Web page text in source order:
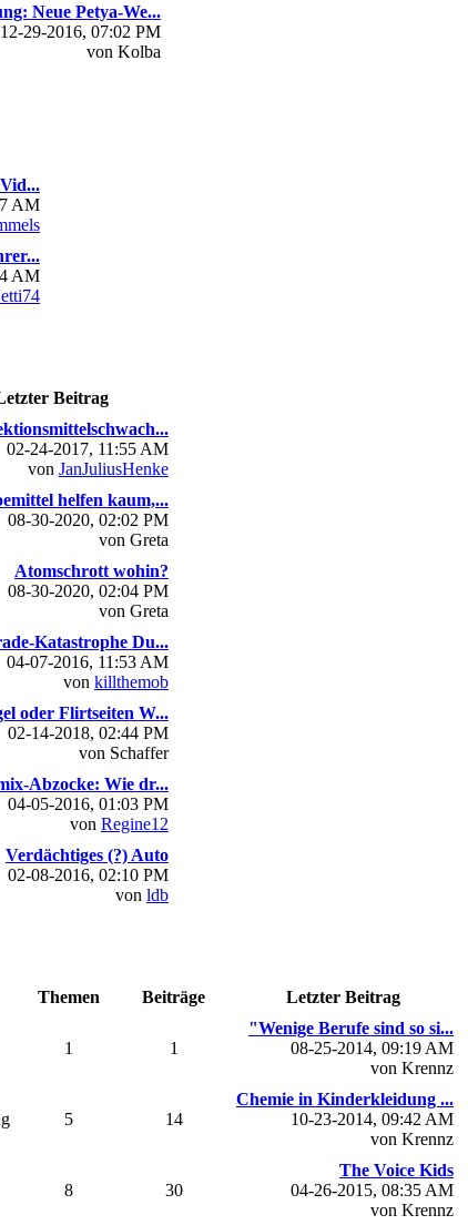
Neue Petya-We...
12-29-2016, 07:02 PM
von Kolba
AM
AM
Beitrag
02-24-2017, 11:55 AM
von JanJuliusHenke
helfen kaum,...
08-30-2020, 02:02 PM
von Greta
Atomschrott wohin?
08-30-2020, 02:04 PM
von Greta
Katastrophe Du...
04-07-2016, 11:53 AM
von killthemob
oder Flirtseiten W...
02-14-2018, 02:44 PM
von Schaffer
Abzocke: Wie dr...
04-05-2016, 01:03 PM
von Regine12
Verdächtiges (?) Auto
02-08-2016, 02:10 PM
von ldb
Themen Beiträge Letzter Beitrag
1 1
"Wenige Berufe sind so si...
08-25-2014, 09:19 AM
von Krennz
5 14
Chemie in Kinderkleidung ...
10-23-2014, 09:42 AM
von Krennz
8 30
The Voice Kids
04-26-2015, 08:35 AM
von Krennz